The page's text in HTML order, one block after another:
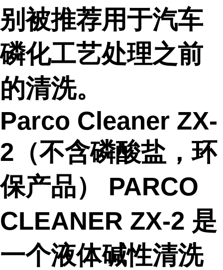
别被推荐用于汽车
磷化工艺处理之前
的清洗。
Parco Cleaner ZX-
2（不含磷酸盐，环
保产品） PARCO
CLEANER ZX-2 是
一个液体碱性清洗